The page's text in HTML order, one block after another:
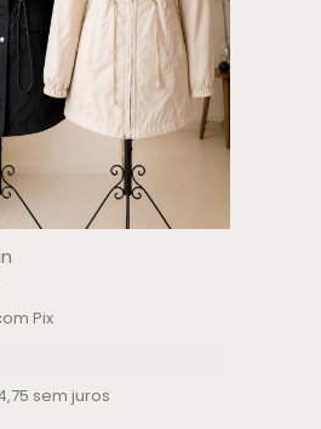
Pix
sem juros